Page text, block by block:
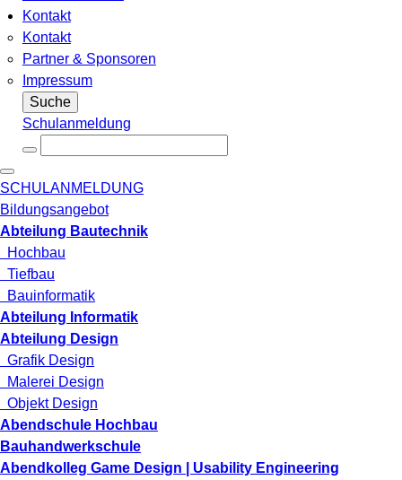
Kontakt
Kontakt
Partner & Sponsoren
Impressum
Suche
Schulanmeldung
SCHULANMELDUNG
Bildungsangebot
Abteilung Bautechnik
Hochbau
Tiefbau
Bauinformatik
Abteilung Informatik
Abteilung Design
Grafik Design
Malerei Design
Objekt Design
Abendschule Hochbau
Bauhandwerkschule
Abendkolleg Game Design | Usability Engineering